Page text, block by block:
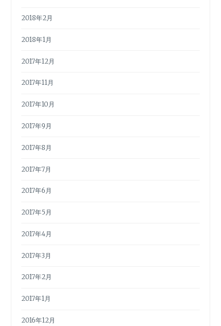
2018年2月
2018年1月
2017年12月
2017年11月
2017年10月
2017年9月
2017年8月
2017年7月
2017年6月
2017年5月
2017年4月
2017年3月
2017年2月
2017年1月
2016年12月